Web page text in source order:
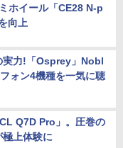
ホイール「CE28 N-p
向上
実力!「Osprey」Nobl
ォン4機種を一気に聴
Q7D Pro」。圧巻の
上体験に